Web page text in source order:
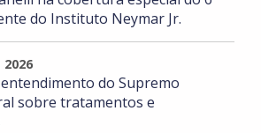
do Instituto Neymar Jr.
do Supremo
sobre tratamentos e